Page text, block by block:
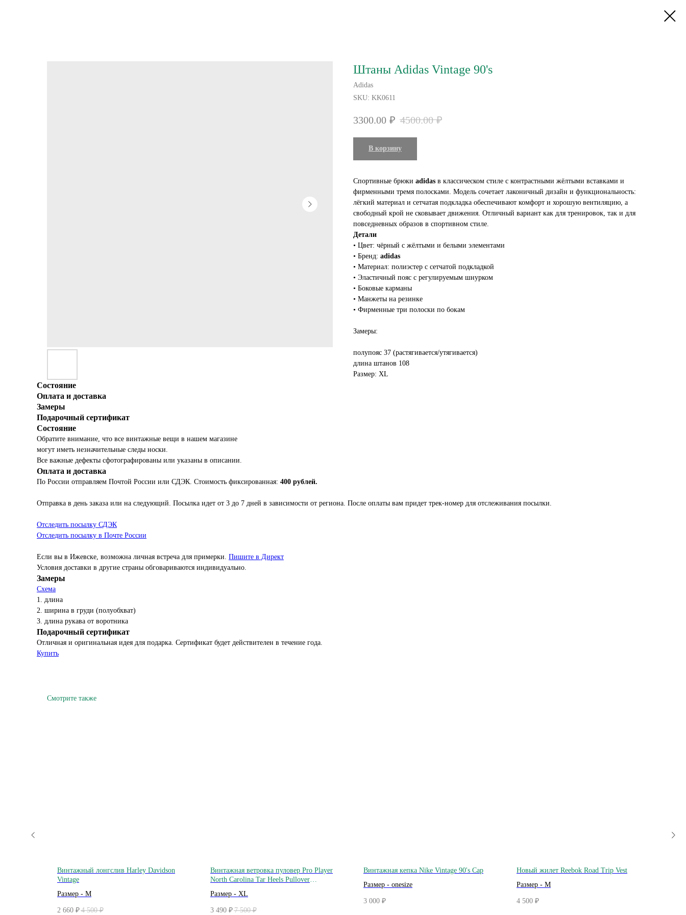
Штаны Adidas Vintage 90's
Adidas
SKU: KK0611
3300.00 ₽ 4500.00 ₽
В корзину
Спортивные брюки adidas в классическом стиле с контрастными жёлтыми вставками и
фирменными тремя полосками. Модель сочетает лаконичный дизайн и функциональность:
лёгкий материал и сетчатая подкладка обеспечивают комфорт и хорошую вентиляцию, а
свободный крой не сковывает движения. Отличный вариант как для тренировок, так и для
повседневных образов в спортивном стиле.
Детали
• Цвет: чёрный с жёлтыми и белыми элементами
• Бренд: adidas
• Материал: полиэстер с сетчатой подкладкой
• Эластичный пояс с регулируемым шнурком
• Боковые карманы
• Манжеты на резинке
• Фирменные три полоски по бокам
Замеры:
полупояс 37 (растягивается/утягивается)
длина штанов 108
Размер: XL
Состояние
Оплата и доставка
Замеры
Подарочный сертификат
Состояние
Обратите внимание, что все винтажные вещи в нашем магазине
могут иметь незначительные следы носки.
Все важные дефекты сфотографированы или указаны в описании.
Оплата и доставка
По России отправляем Почтой России или СДЭК. Стоимость фиксированная: 400 рублей.
Отправка в день заказа или на следующий. Посылка идет от 3 до 7 дней в зависимости от региона. После оплаты вам придет трек-номер для отслеживания посылки.
Отследить посылку СДЭК
Отследить посылку в Почте России
Если вы в Ижевске, возможна личная встреча для примерки. Пишите в Директ
Условия доставки в другие страны обговариваются индивидуально.
Замеры
Схема
1. длина
2. ширина в груди (полуобхват)
3. длина рукава от воротника
Подарочный сертификат
Отличная и оригинальная идея для подарка. Сертификат будет действителен в течение года.
Купить
Смотрите также
Винтажный лонгслив Harley Davidson
Vintage
Размер - M
2 660 ₽ 4 500 ₽
Винтажная ветровка пуловер Pro Player
North Carolina Tar Heels Pullover
Размер - XL
3 490 ₽ 7 500 ₽
Винтажная кепка Nike Vintage 90's Cap
Размер - onesize
3 000 ₽
Новый жилет Reebok Road Trip Vest
Размер - M
4 500 ₽